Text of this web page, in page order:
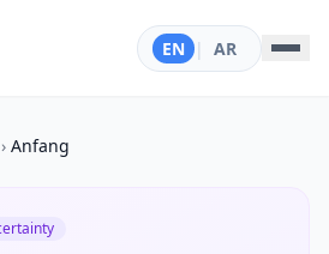
EN | AR
› Anfang